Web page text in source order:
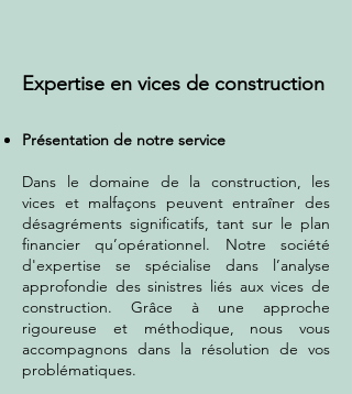
Expertise en vices de construction
Présentation de notre service
Dans le domaine de la construction, les
vices et malfaçons peuvent entraîner des
désagréments significatifs, tant sur le plan
financier qu’opérationnel. Notre société
d'expertise se spécialise dans l’analyse
approfondie des sinistres liés aux vices de
construction. Grâce à une approche
rigoureuse et méthodique, nous vous
accompagnons dans la résolution de vos
problématiques.